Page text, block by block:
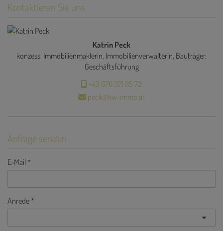
Kontaktieren Sie uns
Katrin Peck
konzess. Immobilienmaklerin, Immobilienverwalterin, Bauträger,
Geschäftsführung
+43 676 371 85 72
peck@kw-immo.at
Anfrage senden
E-Mail
Anrede